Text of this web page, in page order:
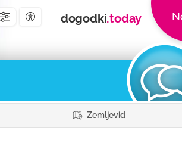
Nastavitve dostopnosti
dogodki.today
Zemljevid